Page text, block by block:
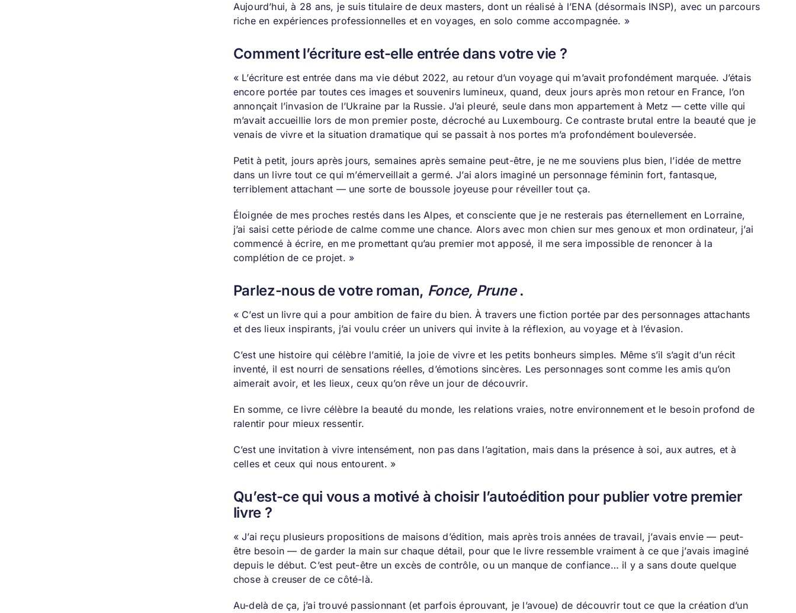
Aujourd’hui, à 28 ans, je suis titulaire de deux masters, dont un réalisé à l’ENA (désormais INSP), avec un parcours
riche en expériences professionnelles et en voyages, en solo comme accompagnée. »
Comment l’écriture est-elle entrée dans votre vie ?
« L’écriture est entrée dans ma vie début 2022, au retour d’un voyage qui m’avait profondément marquée. J’étais
encore portée par toutes ces images et souvenirs lumineux, quand, deux jours après mon retour en France, l’on
annonçait l’invasion de l’Ukraine par la Russie. J’ai pleuré, seule dans mon appartement à Metz — cette ville qui
m’avait accueillie lors de mon premier poste, décroché au Luxembourg. Ce contraste brutal entre la beauté que je
venais de vivre et la situation dramatique qui se passait à nos portes m’a profondément bouleversée.
Petit à petit, jours après jours, semaines après semaine peut-être, je ne me souviens plus bien, l’idée de mettre
dans un livre tout ce qui m’émerveillait a germé. J’ai alors imaginé un personnage féminin fort, fantasque,
terriblement attachant — une sorte de boussole joyeuse pour réveiller tout ça.
Éloignée de mes proches restés dans les Alpes, et consciente que je ne resterais pas éternellement en Lorraine,
j’ai saisi cette période de calme comme une chance. Alors avec mon chien sur mes genoux et mon ordinateur, j’ai
commencé à écrire, en me promettant qu’au premier mot apposé, il me sera impossible de renoncer à la
complétion de ce projet. »
Parlez-nous de votre roman, Fonce, Prune .
« C’est un livre qui a pour ambition de faire du bien. À travers une fiction portée par des personnages attachants
et des lieux inspirants, j’ai voulu créer un univers qui invite à la réflexion, au voyage et à l’évasion.
C’est une histoire qui célèbre l’amitié, la joie de vivre et les petits bonheurs simples. Même s’il s’agit d’un récit
inventé, il est nourri de sensations réelles, d’émotions sincères. Les personnages sont comme les amis qu’on
aimerait avoir, et les lieux, ceux qu’on rêve un jour de découvrir.
En somme, ce livre célèbre la beauté du monde, les relations vraies, notre environnement et le besoin profond de
ralentir pour mieux ressentir.
C’est une invitation à vivre intensément, non pas dans l’agitation, mais dans la présence à soi, aux autres, et à
celles et ceux qui nous entourent. »
Qu’est-ce qui vous a motivé à choisir l’autoédition pour publier votre premier
livre ?
« J’ai reçu plusieurs propositions de maisons d’édition, mais après trois années de travail, j’avais envie — peut-
être besoin — de garder la main sur chaque détail, pour que le livre ressemble vraiment à ce que j’avais imaginé
depuis le début. C’est peut-être un excès de contrôle, ou un manque de confiance… il y a sans doute quelque
chose à creuser de ce côté-là.
Au-delà de ça, j’ai trouvé passionnant (et parfois éprouvant, je l’avoue) de découvrir tout ce que la création d’un